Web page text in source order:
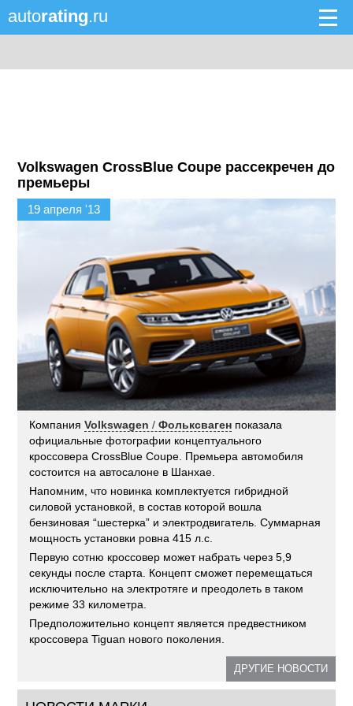
autorating.ru
Volkswagen CrossBlue Coupe рассекречен до
премьеры
19 апреля '13
КомпанияVolkswagen /Фольксваген показала
официальные фотографии концептуального
кроссовера CrossBlue Coupe. Премьера автомобиля
состоится на автосалоне в Шанхае.
Напомним, что новинка комплектуется гибридной
силовой установкой, в состав которой вошла
бензиновая “шестерка” и электродвигатель. Суммарная
мощность установки ровна 415 л.с.
Первую сотню кроссовер может набрать через 5,9
секунды после старта. Концепт сможет перемещаться
исключительно на электротяге и преодолеть в таком
режиме 33 километра.
Предположительно концепт является предвестником
кроссовера Tiguan нового поколения.
ДРУГИЕ НОВОСТИ